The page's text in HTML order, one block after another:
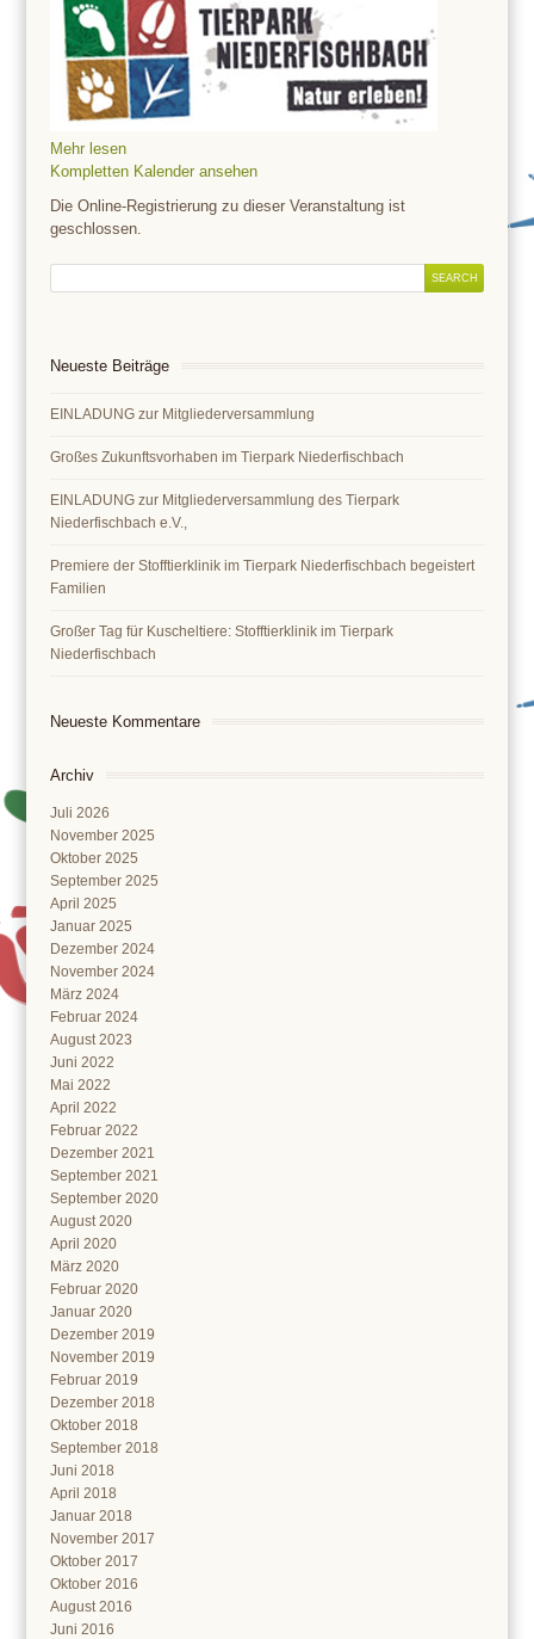
Mehr lesen
Kompletten Kalender ansehen
Die Online-Registrierung zu dieser Veranstaltung ist
geschlossen.
Neueste Beiträge
EINLADUNG zur Mitgliederversammlung
Großes Zukunftsvorhaben im Tierpark Niederfischbach
EINLADUNG zur Mitgliederversammlung des Tierpark
Niederfischbach e.V.,
Premiere der Stofftierklinik im Tierpark Niederfischbach begeistert
Familien
Großer Tag für Kuscheltiere: Stofftierklinik im Tierpark
Niederfischbach
Neueste Kommentare
Archiv
Juli 2026
November 2025
Oktober 2025
September 2025
April 2025
Januar 2025
Dezember 2024
November 2024
März 2024
Februar 2024
August 2023
Juni 2022
Mai 2022
April 2022
Februar 2022
Dezember 2021
September 2021
September 2020
August 2020
April 2020
März 2020
Februar 2020
Januar 2020
Dezember 2019
November 2019
Februar 2019
Dezember 2018
Oktober 2018
September 2018
Juni 2018
April 2018
Januar 2018
November 2017
Oktober 2017
Oktober 2016
August 2016
Juni 2016